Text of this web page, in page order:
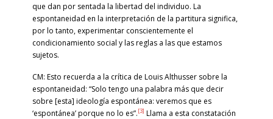
que dan por sentada la libertad del individuo. La
espontaneidad en la interpretación de la partitura significa,
por lo tanto, experimentar conscientemente el
condicionamiento social y las reglas a las que estamos
sujetos.
CM: Esto recuerda a la crítica de Louis Althusser sobre la
espontaneidad: “Solo tengo una palabra más que decir
sobre [esta] ideología espontánea: veremos que es
‘espontánea’ porque no lo es”.[3] Llama a esta constatación